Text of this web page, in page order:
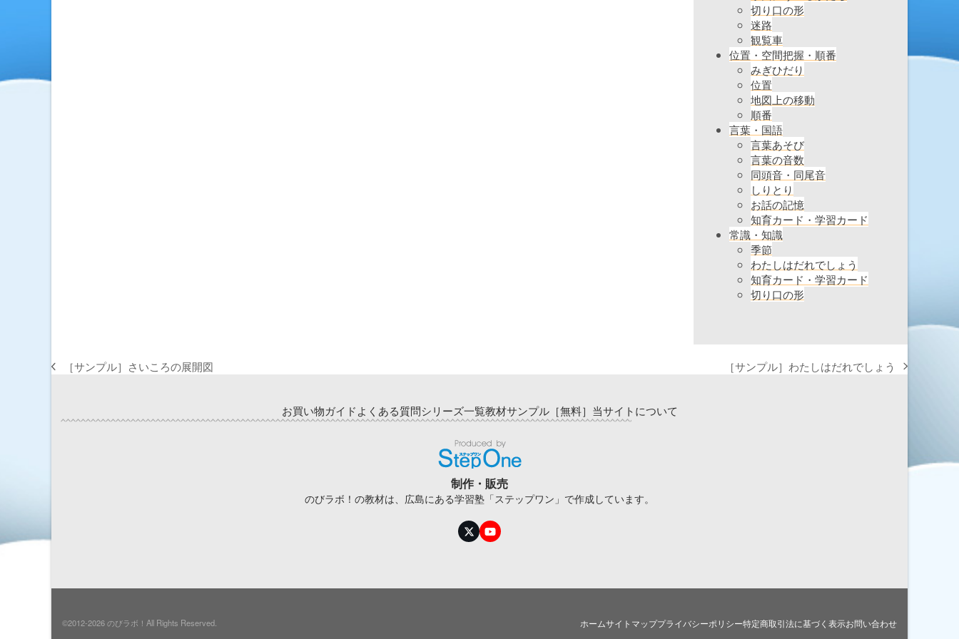
切り口の形
迷路
観覧車
位置・空間把握・順番
みぎひだり
位置
地図上の移動
順番
言葉・国語
言葉あそび
言葉の音数
同頭音・同尾音
しりとり
お話の記憶
知育カード・学習カード
常識・知識
季節
わたしはだれでしょう
知育カード・学習カード
切り口の形
previous［サンプル］さいころの展開図
next
［サンプル］わたしはだれでしょう
お買い物ガイドよくある質問シリーズ一覧教材サンプル［無料］ 当サイトについて
制作・販売
のびラボ！の教材は、広島にある学習塾「ステップワン」で作成しています。
TwitterYouTube
©2012-2026 のびラボ！All Rights Reserved. ホームサイトマッププライバシーポリシー特定商取引法に基づく表示お問い合わせ